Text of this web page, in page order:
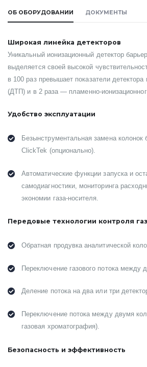
ОБ ОБОРУДОВАНИИ ДОКУМЕНТЫ
Широкая линейка детекторов
Уникальный ионизационный детектор
выделяется своей высокой
в 100 раз превышает показатели детектора
(ДТП) и в 2 раза — пламенно-
Удобство эксплуатации
Безынструментальная замена колонок
ClickTek (опционально).
Автоматические функции запуска и
самодиагностики, мониторинга
экономии газа-носителя.
Передовые технологии контроля
Обратная продувка аналитической
Переключение газового потока между
Деление потока на два или три
Переключение потока между двумя
газовая хроматография).
Безопасность и эффективность